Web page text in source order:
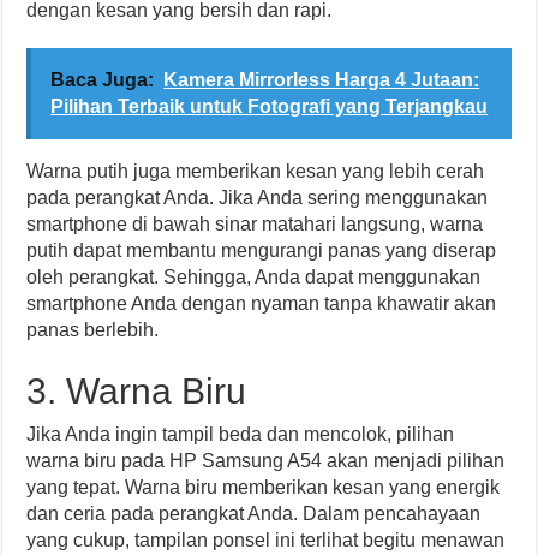
dengan kesan yang bersih dan rapi.
Baca Juga:
Kamera Mirrorless Harga 4 Jutaan:
Pilihan Terbaik untuk Fotografi yang Terjangkau
Warna putih juga memberikan kesan yang lebih cerah
pada perangkat Anda. Jika Anda sering menggunakan
smartphone di bawah sinar matahari langsung, warna
putih dapat membantu mengurangi panas yang diserap
oleh perangkat. Sehingga, Anda dapat menggunakan
smartphone Anda dengan nyaman tanpa khawatir akan
panas berlebih.
3. Warna Biru
Jika Anda ingin tampil beda dan mencolok, pilihan
warna biru pada HP Samsung A54 akan menjadi pilihan
yang tepat. Warna biru memberikan kesan yang energik
dan ceria pada perangkat Anda. Dalam pencahayaan
yang cukup, tampilan ponsel ini terlihat begitu menawan